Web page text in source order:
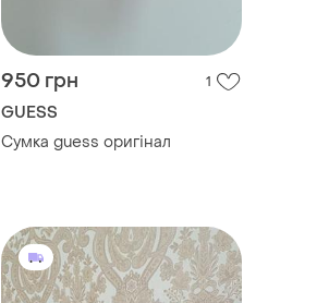
950 грн 1
GUESS
Сумка guess оригінал